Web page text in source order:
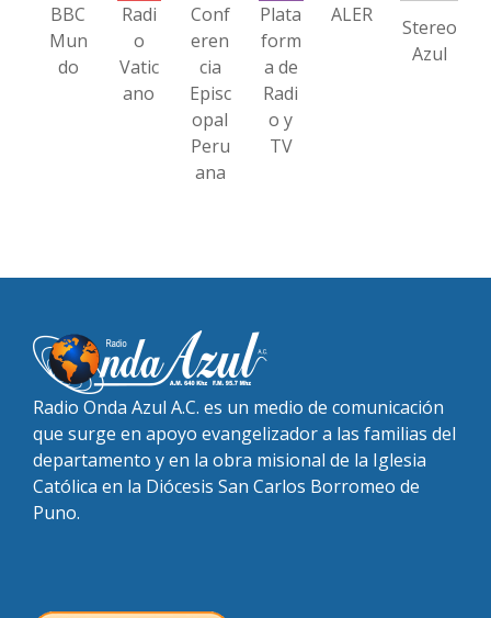
BBC
Mun
do
Radi
o
Vatic
ano
Conf
eren
cia
Episc
opal
Peru
ana
Plata
form
a de
Radi
o y
TV
ALER
Stereo
Azul
Radio Onda Azul A.C. es un medio de comunicación
que surge en apoyo evangelizador a las familias del
departamento y en la obra misional de la Iglesia
Católica en la Diócesis San Carlos Borromeo de
Puno.